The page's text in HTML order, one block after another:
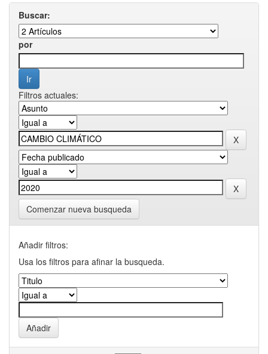
Buscar:
por
Filtros actuales:
Comenzar nueva busqueda
Añadir filtros:
Usa los filtros para afinar la busqueda.